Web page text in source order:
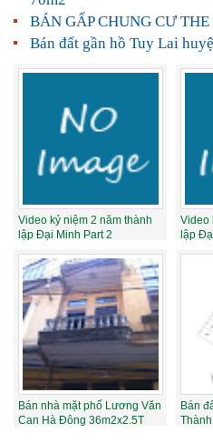
BÁN GẤP CHUNG CƯ
Bán đất gần hồ Tuy Lai
Video kỷ niệm 2 năm thành
lập Đại Minh Part 2
Video
lập
Bán nhà mặt phố Lương Văn
Can Hà Đông 36m2x2.5T
Bán